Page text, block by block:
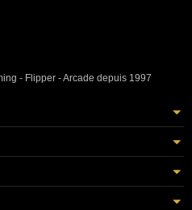
- Flipper - Arcade depuis 1997